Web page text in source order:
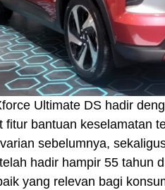
Ultimate DS hadir
fitur bantuan keselamatan
sebelumnya,
hadir hampir 55 tahun
yang relevan bagi